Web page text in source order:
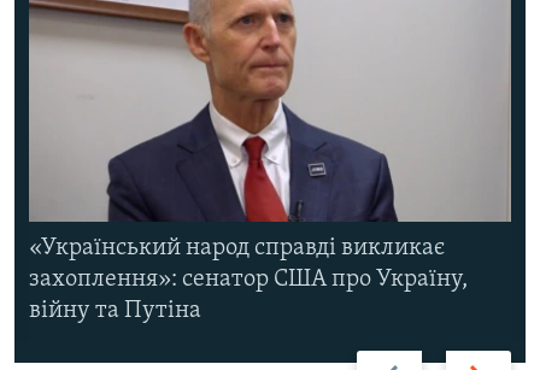
Назад Вперед
«Український народ справді викликає
захоплення»: сенатор США про Україну,
війну та Путіна